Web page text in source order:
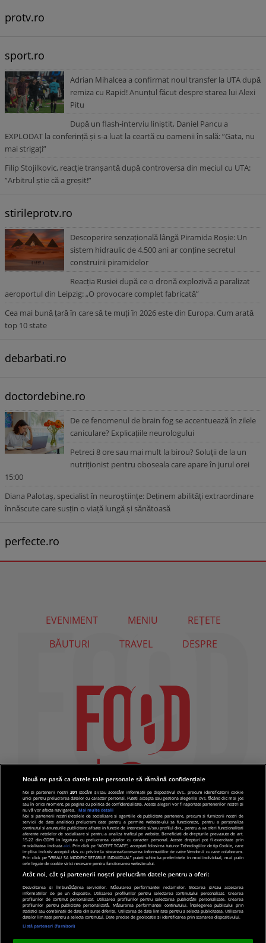
protv.ro
sport.ro
Adrian Mihalcea a confirmat noul transfer la UTA după
remiza cu Rapid! Anunțul făcut despre starea lui Alexi
Pitu
După un flash-interviu liniștit, Daniel Pancu a
EXPLODAT la conferință și s-a luat la ceartă cu oamenii în sală: ”Gata, nu
mai strigați”
Filip Stojilkovic, reacție tranșantă după controversa din meciul cu UTA:
”Arbitrul știe că a greșit!”
stirileprotv.ro
Descoperire senzațională lângă Piramida Roșie: Un
sistem hidraulic de 4.500 ani ar conține secretul
construirii piramidelor
Reacția Rusiei după ce o dronă explozivă a paralizat
aeroportul din Leipzig: „O provocare complet fabricată”
Cea mai bună țară în care să te muți în 2026 este din Europa. Cum arată
top 10 state
debarbati.ro
doctordebine.ro
De ce fenomenul de brain fog se accentuează în zilele
caniculare? Explicațiile neurologului
Petreci 8 ore sau mai mult la birou? Soluții de la un
nutriționist pentru oboseala care apare în jurul orei
15:00
Diana Palotaș, specialist în neuroștiințe: Deținem abilități extraordinare
înnăscute care susțin o viață lungă și sănătoasă
perfecte.ro
EVENIMENT MENIU
REȚETE
BĂUTURI
TRAVEL DESPRE
© 2019 PRO TV S.R.L |Politica de Cookie|Politica
de confidentialitate
Nouă ne pasă ca datele tale personale să rămână confidențiale
Noi și partenerii noștri201 stocăm și/sau accesăm informații pe dispozitivul dvs., precum identificatorii cookie
unici pentru prelucrarea datelor cu caracter personal. Puteți accepta sau gestiona alegerile dvs. făcând clic mai jos
sau în orice moment, pe pagina cu politica de confidențialitate. Aceste alegeri vor fi raportate partenerilor noștri și
nu vă vor afecta navigarea.
Mai multe detalii
Noi si partenerii nostri (retelele de socializare si agentiile de publicitate partenere, precum si furnizorii nostri de
servicii de date analitice) prelucram date pentru a permite website-ului sa functioneze, pentru a personaliza
continutul si anunturile publicitare afisate in functie de interesele si/sau profilul dvs., pentru a va oferi functionalitati
aferente retelelor de socializare si pentru a analiza traficul pe website. Beneficiati de drepturile prevazute de art.
15-22 din GDPR in legatura cu prelucrarea datelor cu caracter personal. Aceste drepturi pot fi exercitate prin
modalitatea indicata aici. Prin click pe “ACCEPT TOATE”, acceptati folosirea tuturor Tehnologiilor de tip Cookie, care
implica inclusiv acceptul dvs. cu privire la stocarea/accesarea informatiilor de catre Vendor-ii cu care colaboram.
Prin click pe “VREAU SA MODIFIC SETARILE INDIVIDUAL” puteti schimba preferintele in mod individual, mai putin
cele legate de cookie strict necesare pentru functionarea website-ului.
Atât noi, cât și partenerii noștri prelucrăm datele pentru a oferi:
Dezvoltarea și îmbunătățirea serviciilor. Măsurarea performanței reclamelor. Stocarea și/sau accesarea
informațiilor de pe un dispozitiv. Utilizarea profilurilor pentru selectarea conținutului personalizat. Crearea
profilurilor de conținut personalizat. Utilizarea profilurilor pentru selectarea publicității personalizate. Crearea
profilurilor pentru publicitate personalizată. Măsurarea performanței conținutului. Înțelegerea publicului prin
statistici sau combinații de date din surse diferite. Utilizarea de date limitate pentru a selecta publicitatea. Utilizarea
datelor limitate pentru a selecta conținutul. Date precise de geolocație și identificarea prin scanarea dispozitivului.
Listă parteneri (furnizori)